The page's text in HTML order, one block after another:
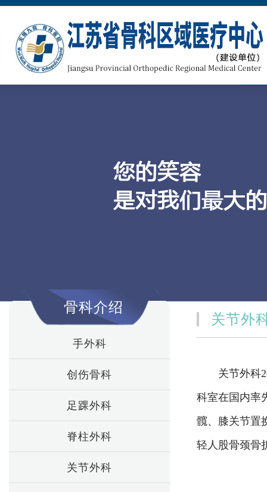
骨科介绍
手外科
创伤骨科
足踝外科
脊柱外科
关节外科
关节外
关节外科
科室在国内率
髖、膝关节置
轻人股骨颈骨